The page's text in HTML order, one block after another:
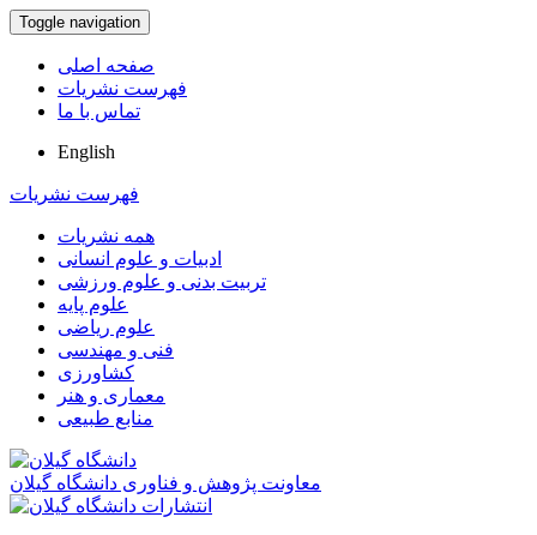
Toggle navigation
صفحه اصلی
فهرست نشریات
تماس با ما
English
فهرست نشریات
همه نشریات
ادبیات و علوم انسانی
تربیت بدنی و علوم ورزشی
علوم پایه
علوم ریاضی
فنی و مهندسی
کشاورزی
معماری و هنر
منابع طبیعی
معاونت پژوهش و فناوری دانشگاه گیلان